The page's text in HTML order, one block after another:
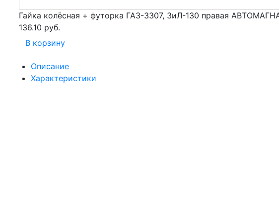
Гайка колёсная + футорка ГАЗ-3307, ЗиЛ-130 правая
136.10 руб.
В корзину
Описание
Характеристики